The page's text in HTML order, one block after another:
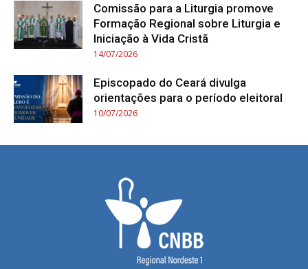
Comissão para a Liturgia promove
Formação Regional sobre Liturgia e
Iniciação à Vida Cristã
14/07/2026
Episcopado do Ceará divulga
orientações para o período eleitoral
10/07/2026